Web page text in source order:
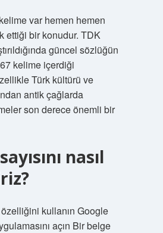
var hemen hemen
ettiği bir konudur. TDK
güncel sözlüğün
kelime içerdiği
Türk kültürü ve
antik çağlarda
son derece önemli bir
nasıl
özelliğini kullanın Google
açın Bir belge